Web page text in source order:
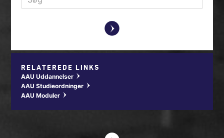
y
RELATEREDE LINKS
AAU Uddannelser w
AAU Studieordninger w
AAU Moduler w